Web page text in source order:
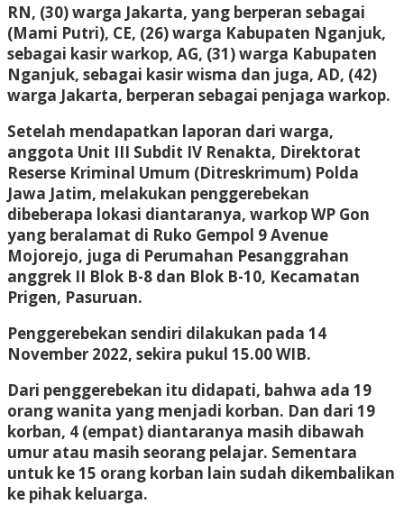
RN, (30) warga Jakarta, yang berperan sebagai
(Mami Putri), CE, (26) warga Kabupaten Nganjuk,
sebagai kasir warkop, AG, (31) warga Kabupaten
Nganjuk, sebagai kasir wisma dan juga, AD, (42)
warga Jakarta, berperan sebagai penjaga warkop.
Setelah mendapatkan laporan dari warga,
anggota Unit III Subdit IV Renakta, Direktorat
Reserse Kriminal Umum (Ditreskrimum) Polda
Jawa Jatim, melakukan penggerebekan
dibeberapa lokasi diantaranya, warkop WP Gon
yang beralamat di Ruko Gempol 9 Avenue
Mojorejo, juga di Perumahan Pesanggrahan
anggrek II Blok B-8 dan Blok B-10, Kecamatan
Prigen, Pasuruan.
Penggerebekan sendiri dilakukan pada 14
November 2022, sekira pukul 15.00 WIB.
Dari penggerebekan itu didapati, bahwa ada 19
orang wanita yang menjadi korban. Dan dari 19
korban, 4 (empat) diantaranya masih dibawah
umur atau masih seorang pelajar. Sementara
untuk ke 15 orang korban lain sudah dikembalikan
ke pihak keluarga.